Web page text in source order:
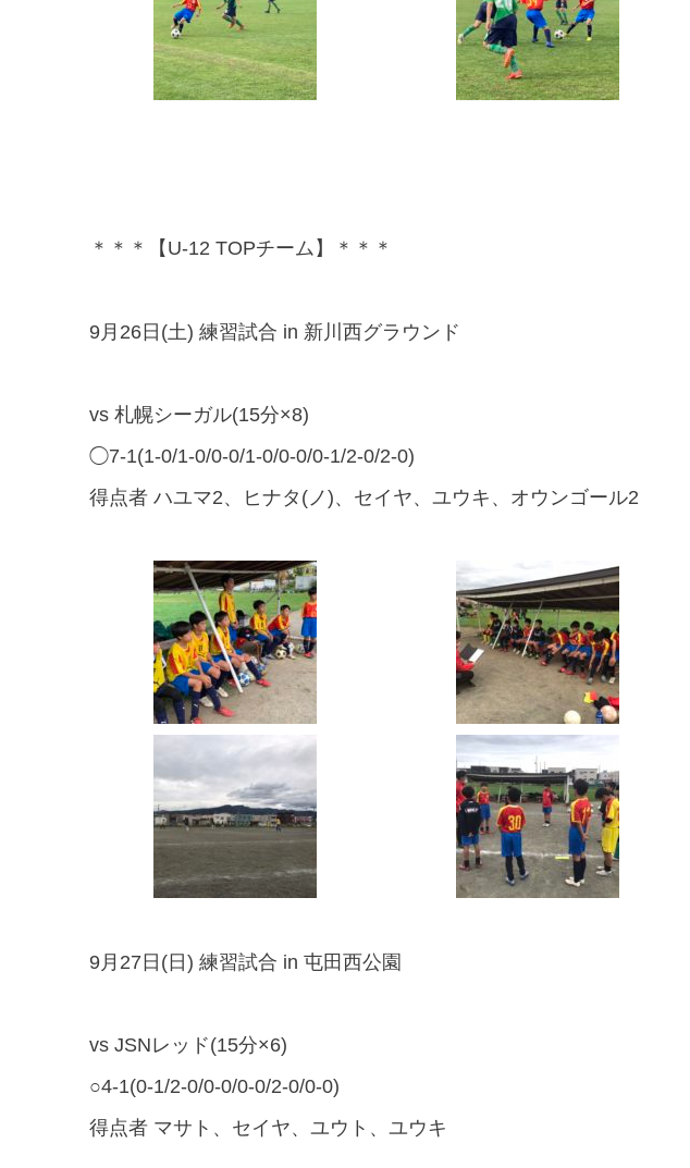
＊＊＊【U-12 TOPチーム】＊＊＊
9月26日(土) 練習試合 in 新川西グラウンド
vs 札幌シーガル(15分×8)
◯7-1(1-0/1-0/0-0/1-0/0-0/0-1/2-0/2-0)
得点者 ハユマ2、ヒナタ(ノ)、セイヤ、ユウキ、オウンゴール2
9月27日(日) 練習試合 in 屯田西公園
vs JSNレッド(15分×6)
○4-1(0-1/2-0/0-0/0-0/2-0/0-0)
得点者 マサト、セイヤ、ユウト、ユウキ